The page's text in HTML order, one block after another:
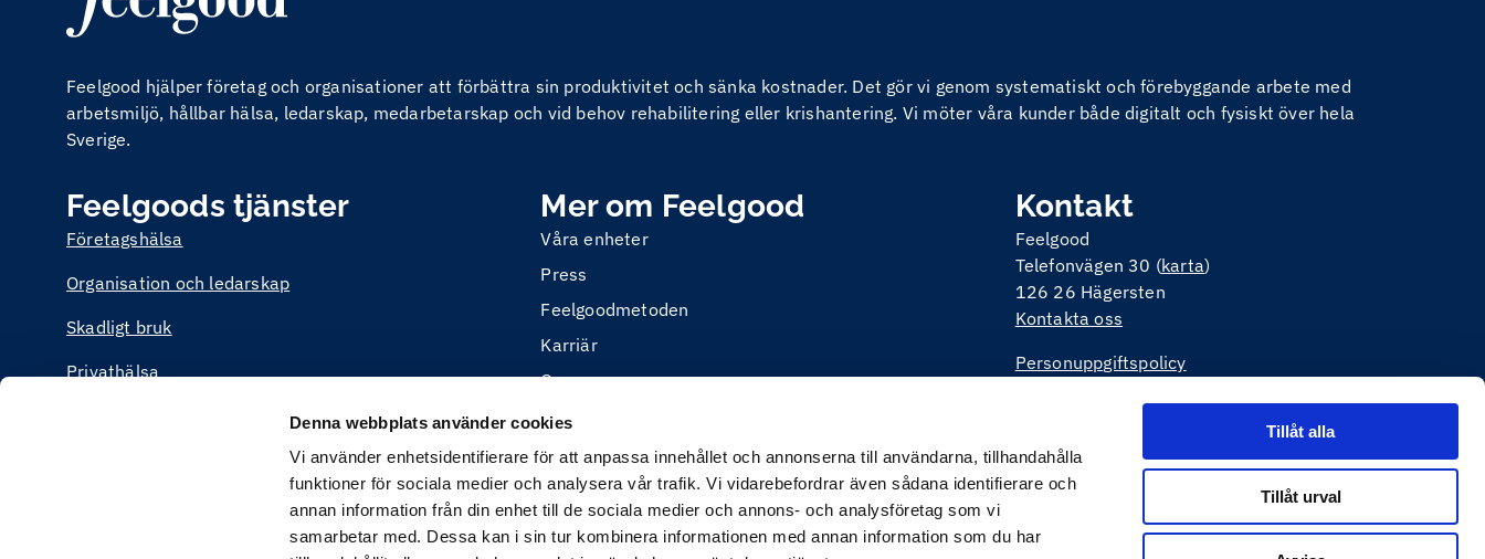
Denna webbplats använder cookies
Vi använder enhetsidentifierare för att anpassa innehållet och annonserna till användarna, tillhandahålla
funktioner för sociala medier och analysera vår trafik. Vi vidarebefordrar även sådana identifierare och
annan information från din enhet till de sociala medier och annons- och analysföretag som vi
samarbetar med. Dessa kan i sin tur kombinera informationen med annan information som du har
Tillåt alla
Tillåt urval
Feelgood hjälper företag och organisationer att förbättra sin produktivitet och sänka kostnader. Det gör vi genom systematiskt och förebyggande arbete med
arbetsmiljö, hållbar hälsa, ledarskap, medarbetarskap och vid behov rehabilitering eller krishantering. Vi möter våra kunder både digitalt och fysiskt över hela
Sverige.
Feelgoods tjänster
Företagshälsa
Organisation och ledarskap
Skadligt bruk
Privathälsa
Mer om Feelgood
Våra enheter
Press
Feelgoodmetoden
Karriär
Om oss
Kontakt
Feelgood
Telefonvägen 30 (karta)
126 26 Hägersten
Kontakta oss
Personuppgiftspolicy